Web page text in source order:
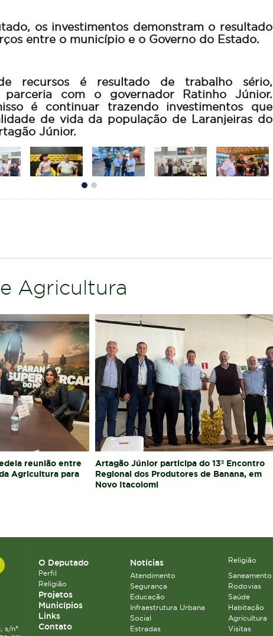
os investimentos demonstram o resultado
entre o município e o Governo do Estado.
recursos é resultado de trabalho sério,
parceria com o governador Ratinho Júnior.
é continuar trazendo investimentos que
de vida da população de Laranjeiras do
Júnior.
Agricultura
reunião entre
Agricultura para
Artagão Júnior participa do 13º Encontro
Regional dos Produtores de Banana, em
Novo Itacolomi
s/n°
O Deputado
Perfil
Religião
Projetos
Municípios
Links
Contato
Notícias
Religião
Atendimento
Saneamento
Segurança
Rodovias
Educação
Saúde
Infraestrutura Urbana
Habitação
Social
Agricultura
Estradas
Visitas